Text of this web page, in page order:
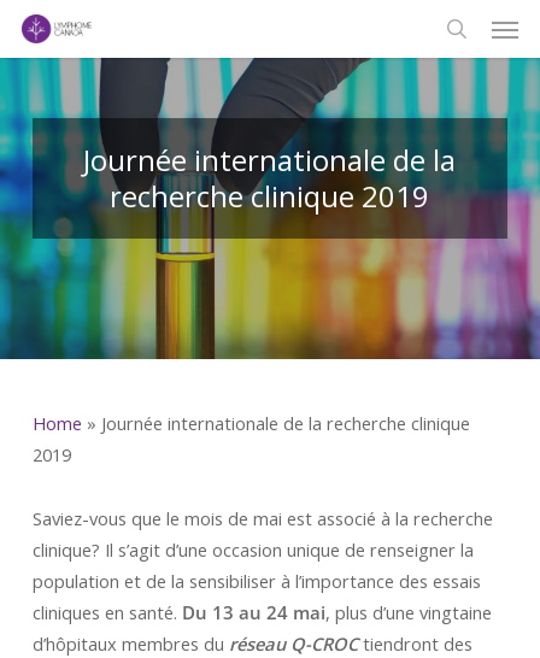
Skip
main
content
search
Journée internationale de la
recherche clinique 2019
Home » Journée internationale de la recherche clinique
2019
Saviez-vous que le mois de mai est associé à la recherche
clinique? Il s’agit d’une occasion unique de renseigner la
population et de la sensibiliser à l’importance des essais
cliniques en santé. Du 13 au 24 mai, plus d’une vingtaine
d’hôpitaux membres du réseau Q-CROCtiendront des